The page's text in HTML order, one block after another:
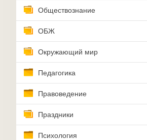
Обществознание
ОБЖ
Окружающий мир
Педагогика
Правоведение
Праздники
Психология